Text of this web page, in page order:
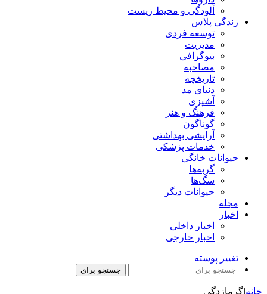
آلودگی و محیط زیست
زندگی پلاس
توسعه فردی
مدیریت
بیوگرافی
مصاحبه
تاریخچه
دنیای مد
آشپزی
فرهنگ و هنر
گوناگون
آرایشی بهداشتی
خدمات پزشکی
حیوانات خانگی
گربه‌ها
سگ‌ها
حیوانات دیگر
مجله
اخبار
اخبار داخلی
اخبار خارجی
تغییر پوسته
جستجو برای
خانه|گرمازدگی